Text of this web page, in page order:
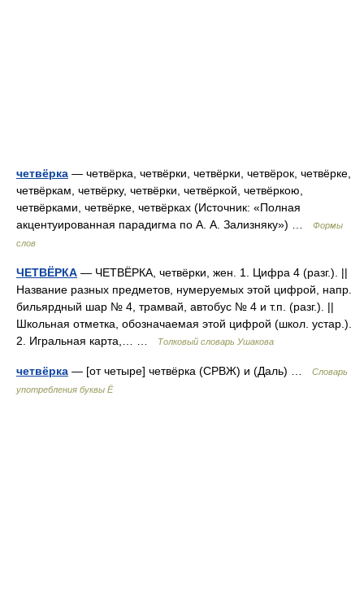
четвёрка — четвёрка, четвёрки, четвёрки, четвёрок, четвёрке,
четвёркам, четвёрку, четвёрки, четвёркой, четвёркою,
четвёрками, четвёрке, четвёрках (Источник: «Полная
акцентуированная парадигма по А. А. Зализняку») …
Формы
слов
ЧЕТВЁРКА — ЧЕТВЁРКА, четвёрки, жен. 1. Цифра 4 (разг.). ||
Название разных предметов, нумеруемых этой цифрой, напр.
бильярдный шар № 4, трамвай, автобус № 4 и т.п. (разг.). ||
Школьная отметка, обозначаемая этой цифрой (школ. устар.).
2. Игральная карта,… …
Толковый словарь Ушакова
четвёрка — [от четыре] четвёрка (СРВЖ) и (Даль) …
Словарь
употребления буквы Ё